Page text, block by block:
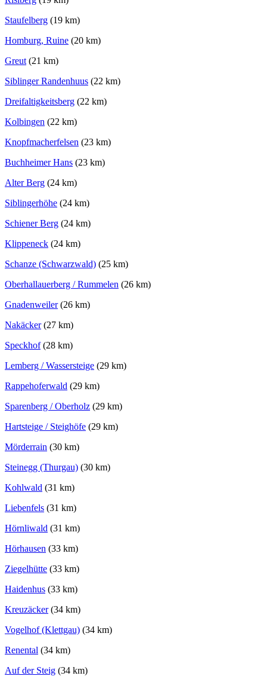
Staufelberg (19 km)
Homburg, Ruine (20 km)
Greut(21 km)
Siblinger Randenhuus (22 km)
Dreifaltigkeitsberg (22 km)
Kolbingen (22 km)
Knopfmacherfelsen (23 km)
Buchheimer Hans (23 km)
Alter Berg (24 km)
Siblingerhöhe (24 km)
Schiener Berg (24 km)
Klippeneck (24 km)
Schanze (Schwarzwald) (25 km)
Oberhallauerberg / Rummelen (26 km)
Gnadenweiler(26 km)
Nakäcker(27 km)
Speckhof(28 km)
Lemberg / Wassersteige (29 km)
Rappehoferwald (29 km)
Sparenberg / Oberholz (29 km)
Hartsteige / Steighöfe (29 km)
Mörderrain (30 km)
Steinegg (Thurgau) (30 km)
Kohlwald (31 km)
Liebenfels (31 km)
Hörnliwald (31 km)
Hörhausen (33 km)
Ziegelhütte (33 km)
Haidenhus (33 km)
Kreuzäcker(34 km)
Vogelhof (Klettgau) (34 km)
Renental (34 km)
Auf der Steig (34 km)